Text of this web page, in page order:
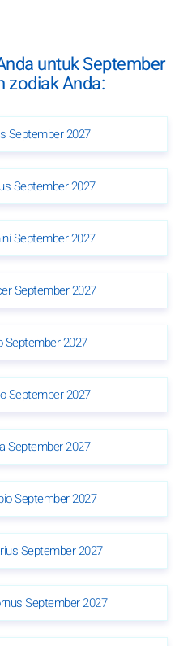
untuk September
zodiak Anda:
September 2027
September 2027
September 2027
September 2027
September 2027
September 2027
September 2027
September 2027
September 2027
September 2027